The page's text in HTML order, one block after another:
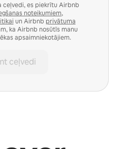
ceļvedi, es piekrītu Airbnb
noteikumiem,
un Airbnb privātuma
ka Airbnb nosūtīs manu
apsaimniekotājiem.
ceļvedi